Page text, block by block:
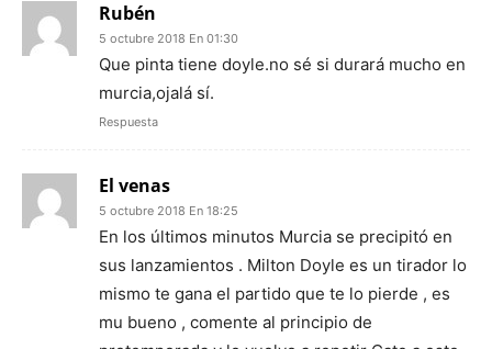
Rubén
5 octubre 2018 En 01:30
Que pinta tiene doyle.no sé si durará mucho en
murcia,ojalá sí.
Respuesta
El venas
5 octubre 2018 En 18:25
En los últimos minutos Murcia se precipitó en
sus lanzamientos . Milton Doyle es un tirador lo
mismo te gana el partido que te lo pierde , es
mu bueno , comente al principio de